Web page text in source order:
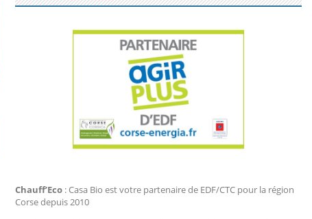
Chauff’Eco : Casa Bio est votre partenaire de EDF/CTC pour la région
Corse depuis 2010